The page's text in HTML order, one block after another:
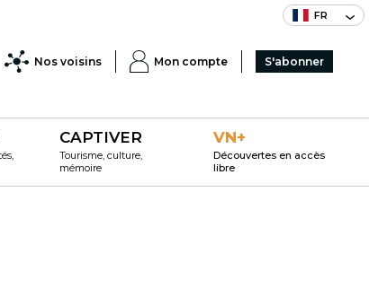
FR
Nos voisins Mon compte S'abonner
CAPTIVER
Tourisme, culture,
mémoire
VN+
Découvertes en accès
libre